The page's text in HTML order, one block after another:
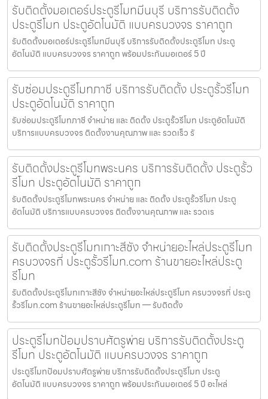
รับติดตั้งมอเตอร์ประตูรีโมทมีนบุรี บริการรับติดตั้ง
ประตูรีโมท ประตูอัตโนมัติ แบบครบวงจร ราคาถูก
รับติดตั้งมอเตอร์ประตูรีโมทมีนบุรี บริการรับติดตั้งประตูรีโมท ประตู
อัตโนมัติ แบบครบวงจร ราคาถูก พร้อมประกันมอเตอร์ 5 ปี
รับซ่อมประตูรีโมทภาชี บริการรับติดตั้ง ประตูรั้วรีโมท
ประตูอัตโนมัติ ราคาถูก
รับซ่อมประตูรีโมทภาชี จำหน่าย และ ติดตั้ง ประตูรั้วรีโมท ประตูอัตโนมัติ
บริการแบบครบวงจร ติดตั้งงานคุณภาพ และ รวดเร็ว รั
รับติดตั้งประตูรีโมทพระนคร บริการรับติดตั้ง ประตูรั้ว
รีโมท ประตูอัตโนมัติ ราคาถูก
รับติดตั้งประตูรีโมทพระนคร จำหน่าย และ ติดตั้ง ประตูรั้วรีโมท ประตู
อัตโนมัติ บริการแบบครบวงจร ติดตั้งงานคุณภาพ และ รวดเร
รับติดตั้งประตูรีโมทเกาะสีชัง จำหน่ายอะไหล่ประตูรีโมท
ครบวงจรที่ ประตูรั้วรีโมท.com ร้านขายอะไหล่ประตู
รีโมท
รับติดตั้งประตูรีโมทเกาะสีชัง จำหน่ายอะไหล่ประตูรีโมท ครบวงจรที่ ประตู
รั้วรีโมท.com ร้านขายอะไหล่ประตูรีโมท — รับติดตั้ง
ประตูรีโมทป้อมปราบศัตรูพ่าย บริการรับติดตั้งประตู
รีโมท ประตูอัตโนมัติ แบบครบวงจร ราคาถูก
ประตูรีโมทป้อมปราบศัตรูพ่าย บริการรับติดตั้งประตูรีโมท ประตู
อัตโนมัติ แบบครบวงจร ราคาถูก พร้อมประกันมอเตอร์ 5 ปี อะไหล่